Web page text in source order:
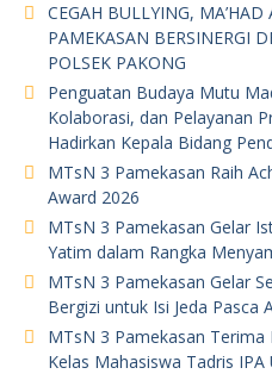
CEGAH BULLYING,
PAMEKASAN BERSINERGI
POLSEK PAKONG
Penguatan Budaya Mutu
Kolaborasi, dan Pelayanan
Hadirkan Kepala Bidang
MTsN 3 Pamekasan Raih
Award 2026
MTsN 3 Pamekasan Gelar
Yatim dalam Rangka
MTsN 3 Pamekasan Gelar
Bergizi untuk Isi Jeda Pasca
MTsN 3 Pamekasan
Kelas Mahasiswa Tadris